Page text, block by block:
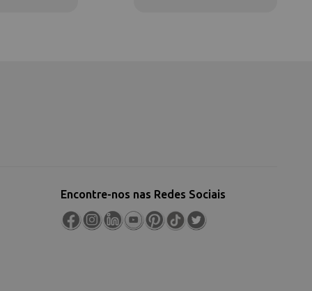
Encontre-nos nas Redes Sociais